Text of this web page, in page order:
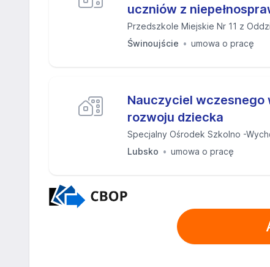
uczniów z
Przedszkole Miejskie Nr 11 z
Świnoujście
umowa o pracę
Nauczyciel wczesnego
rozwoju dziecka
Specjalny Ośrodek Szkolno -
Lubsko
umowa o pracę